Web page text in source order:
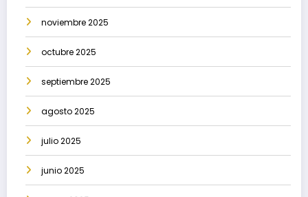
noviembre 2025
octubre 2025
septiembre 2025
agosto 2025
julio 2025
junio 2025